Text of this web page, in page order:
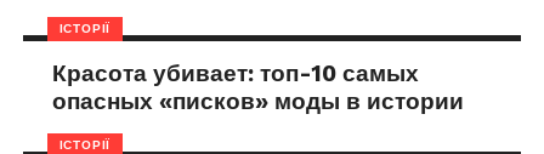
ІСТОРІЇ
Красота убивает: топ-10 самых
опасных «писков» моды в истории
ІСТОРІЇ